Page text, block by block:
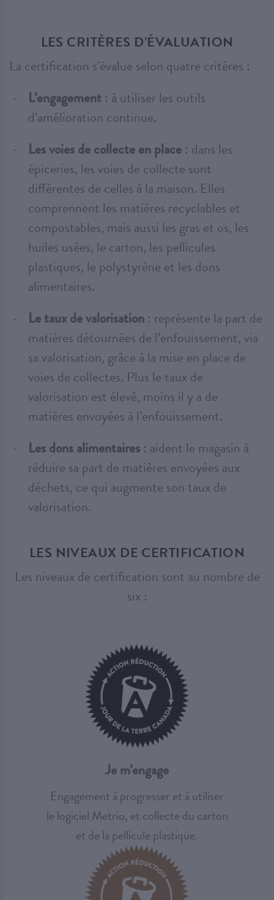
LES CRITÈRES D’ÉVALUATION
La certification s’évalue selon quatre critères :
L’engagement : à utiliser les outils
d’amélioration continue.
Les voies de collecte en place : dans les
épiceries, les voies de collecte sont
différentes de celles à la maison. Elles
comprennent les matières recyclables et
compostables, mais aussi les gras et os, les
huiles usées, le carton, les pellicules
plastiques, le polystyrène et les dons
alimentaires.
Le taux de valorisation : représente la part de
matières détournées de l’enfouissement, via
sa valorisation, grâce à la mise en place de
voies de collectes. Plus le taux de
valorisation est élevé, moins il y a de
matières envoyées à l’enfouissement.
Les dons alimentaires : aident le magasin à
réduire sa part de matières envoyées aux
déchets, ce qui augmente son taux de
valorisation.
LES NIVEAUX DE CERTIFICATION
Les niveaux de certification sont au nombre de
six :
Je m’engage
Engagement à progresser et à utiliser
le logiciel Metrio, et collecte du carton
et de la pellicule plastique.